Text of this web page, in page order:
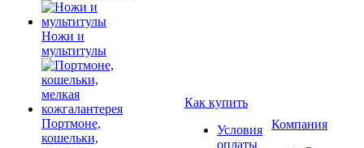
Ножи и
мультитулы
Портмоне,
кошельки,
Как купить
Условия
оплаты
Компания